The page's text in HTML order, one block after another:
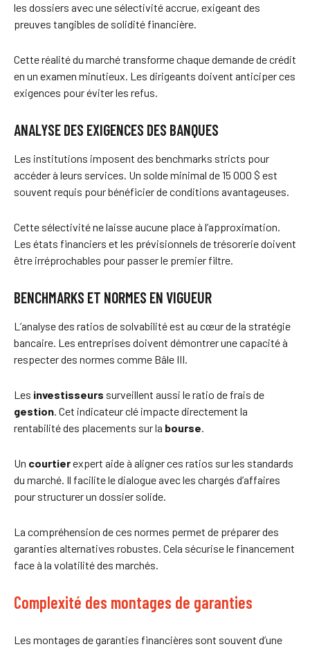
les dossiers avec une sélectivité accrue, exigeant des
preuves tangibles de solidité financière.
Cette réalité du marché transforme chaque demande de crédit
en un examen minutieux. Les dirigeants doivent anticiper ces
exigences pour éviter les refus.
ANALYSE DES EXIGENCES DES BANQUES
Les institutions imposent des benchmarks stricts pour
accéder à leurs services. Un solde minimal de 15 000 $ est
souvent requis pour bénéficier de conditions avantageuses.
Cette sélectivité ne laisse aucune place à l’approximation.
Les états financiers et les prévisionnels de trésorerie doivent
être irréprochables pour passer le premier filtre.
BENCHMARKS ET NORMES EN VIGUEUR
L’analyse des ratios de solvabilité est au cœur de la stratégie
bancaire. Les entreprises doivent démontrer une capacité à
respecter des normes comme Bâle III.
Les investisseurs surveillent aussi le ratio de frais de
gestion. Cet indicateur clé impacte directement la
rentabilité des placements sur la bourse.
Un courtierexpert aide à aligner ces ratios sur les standards
du marché. Il facilite le dialogue avec les chargés d’affaires
pour structurer un dossier solide.
La compréhension de ces normes permet de préparer des
garanties alternatives robustes. Cela sécurise le financement
face à la volatilité des marchés.
Complexité des montages de garanties
Les montages de garanties financières sont souvent d’une